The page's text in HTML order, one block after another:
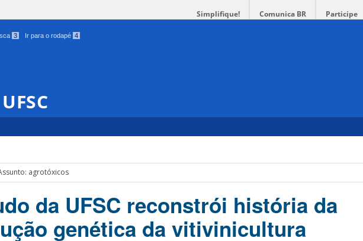
Simplifique! Comunica BR Participe
3 Ir para o rodapé 4
agrotóxicos
da UFSC reconstrói história da
genética da vitivinicultura